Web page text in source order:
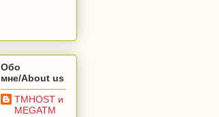
Обо
мне/About us
TMHOST и
MEGATM